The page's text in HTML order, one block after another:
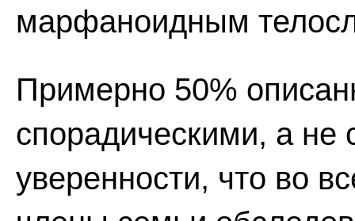
марфаноидным
Примерно 50%
спорадическими, а
уверенности, что во